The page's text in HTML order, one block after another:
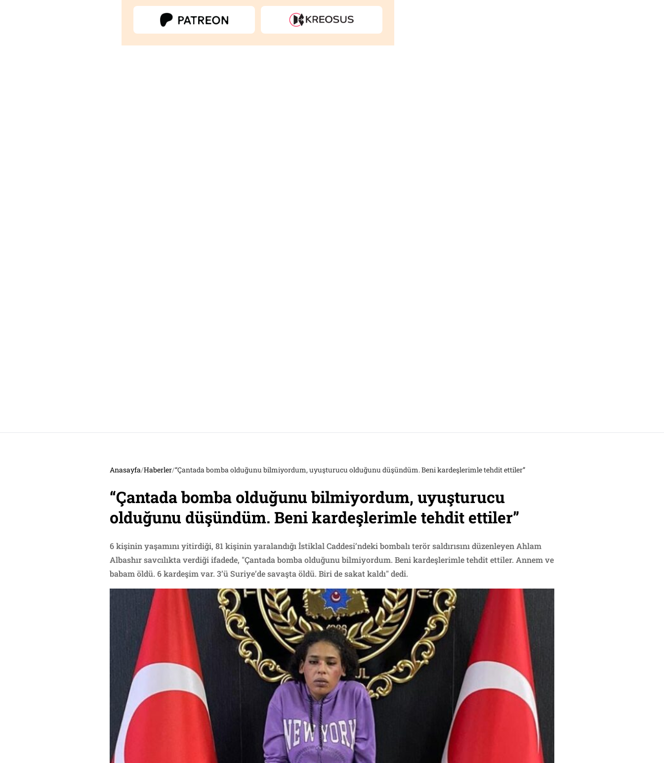
Anasayfa/Haberler/“Çantada bomba olduğunu bilmiyordum, uyuşturucu olduğunu düşündüm. Beni kardeşlerimle tehdit ettiler”
“Çantada bomba olduğunu bilmiyordum, uyuşturucu
olduğunu düşündüm. Beni kardeşlerimle tehdit ettiler”
6 kişinin yaşamını yitirdiği, 81 kişinin yaralandığı İstiklal Caddesi’ndeki bombalı terör saldırısını düzenleyen Ahlam
Albashır savcılıkta verdiği ifadede, "Çantada bomba olduğunu bilmiyordum. Beni kardeşlerimle tehdit ettiler. Annem ve
babam öldü. 6 kardeşim var. 3’ü Suriye’de savaşta öldü. Biri de sakat kaldı" dedi.